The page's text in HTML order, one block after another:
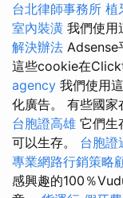
台北律師事務所 植
室內裝潢 我們使
解決辦法 Adsense
這些cookie在
agency 我們使用
化廣告。 有些國家
台胞證高雄 它們生
可以生存。 台胞證
專業網路行銷策略
感興趣的100％